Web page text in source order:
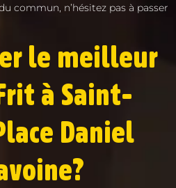
commun, n’hésitez pas à passer
le meilleur
à Saint-
Daniel